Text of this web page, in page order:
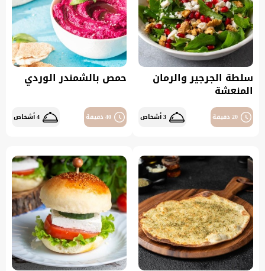
سلطة الجرجير والرمان
المنعشة
20 دقيقة 3 أشخاص
حمص بالشمندر الوردي
40 دقيقة 4 أشخاص